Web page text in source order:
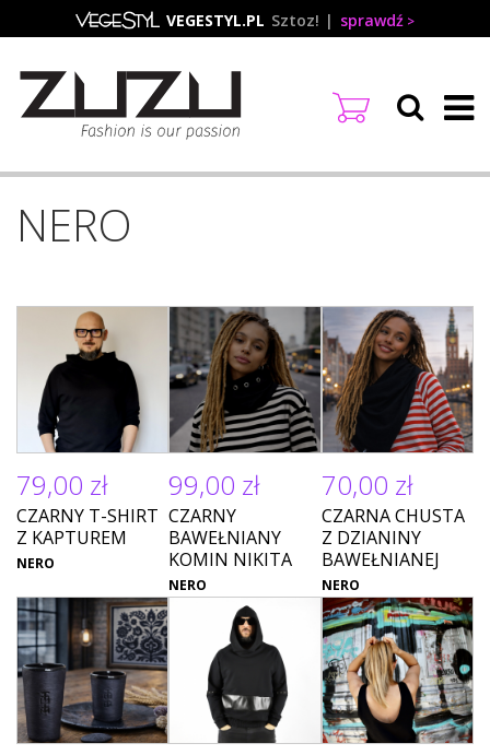
do
treści
VEGESTYL.PL Sztoz! sprawdź
NERO
79,00 zł
CZARNY T-SHIRT
Z KAPTUREM
NERO
99,00 zł
CZARNY
BAWEŁNIANY
KOMIN NIKITA
NERO
70,00 zł
CZARNA CHUSTA
Z DZIANINY
BAWEŁNIANEJ
NERO